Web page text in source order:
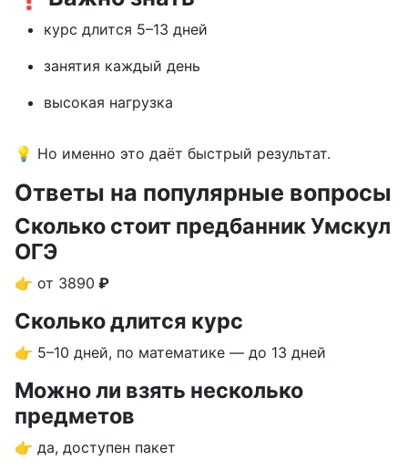
курс длится 5–13 дней
занятия каждый день
высокая нагрузка
💡 Но именно это даёт быстрый результат.
Ответы на популярные вопросы
Сколько стоит предбанник Умскул
ОГЭ
👉 от 3890 ₽
Сколько длится курс
👉 5–10 дней, по математике — до 13 дней
Можно ли взять несколько
предметов
👉 да, доступен пакет